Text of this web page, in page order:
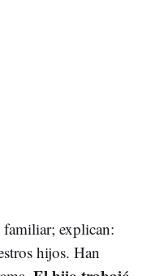
explican:
hijos. Han